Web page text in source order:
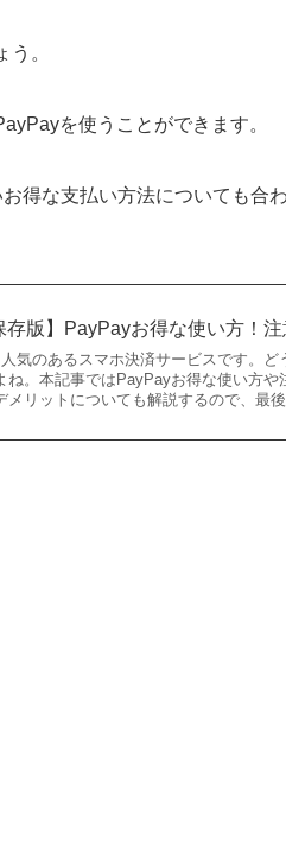
。
を使うことができます。
得な支払い方法についても合
存版】PayPayお得な使い方！
気のあるスマホ決済サービスです。
ね。本記事ではPayPayお得な使い方
メリットについても解説するので、最